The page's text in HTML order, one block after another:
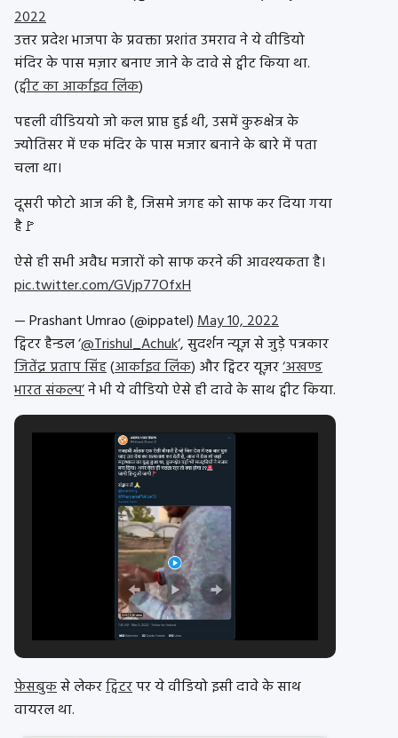
2022
उत्तर प्रदेश भाजपा के प्रवक्ता प्रशांत उमराव ने ये वीडियो
मंदिर के पास मज़ार बनाए जाने के दावे से ट्वीट किया था.
(ट्वीट का आर्काइव लिंक)
पहली वीडिययो जो कल प्राप्त हुई थी, उसमें कुरुक्षेत्र के
ज्योतिसर में एक मंदिर के पास मजार बनाने के बारे में पता
चला था।
दूसरी फोटो आज की है, जिसमे जगह को साफ कर दिया गया
है🚩
ऐसे ही सभी अवैध मजारों को साफ करने की आवश्यकता है।
pic.twitter.com/GVjp77OfxH
— Prashant Umrao (@ippatel)May 10, 2022
ट्विटर हैन्डल ‘@Trishul_Achuk‘, सुदर्शन न्यूज़ से जुड़े पत्रकार
जितेंद्र प्रताप सिंह(आर्काइव लिंक) और ट्विटर यूज़र‘अखण्ड
भारत संकल्प’ने भी ये वीडियो ऐसे ही दावे के साथ ट्वीट किया.
फ़ेसबुकसे लेकरट्विटरपर ये वीडियो इसी दावे के साथ
वायरल था.